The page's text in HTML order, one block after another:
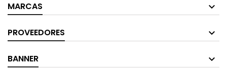
MARCAS
PROVEEDORES
BANNER